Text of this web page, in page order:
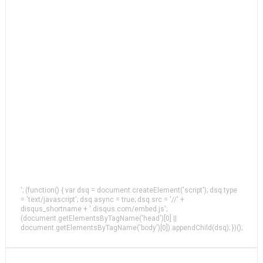
'; (function() { var dsq = document.createElement('script'); dsq.type
= 'text/javascript'; dsq.async = true; dsq.src = '//' +
disqus_shortname + '.disqus.com/embed.js';
(document.getElementsByTagName('head')[0] ||
document.getElementsByTagName('body')[0]).appendChild(dsq); })();